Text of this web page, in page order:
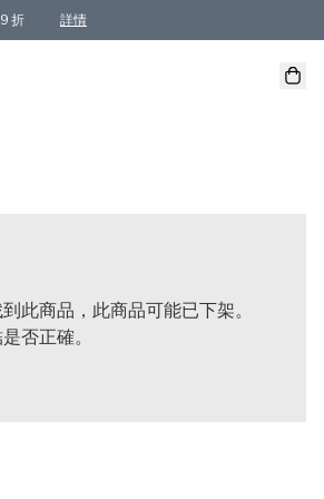
折 詳情
此商品，此商品可能已下架。
否正確。